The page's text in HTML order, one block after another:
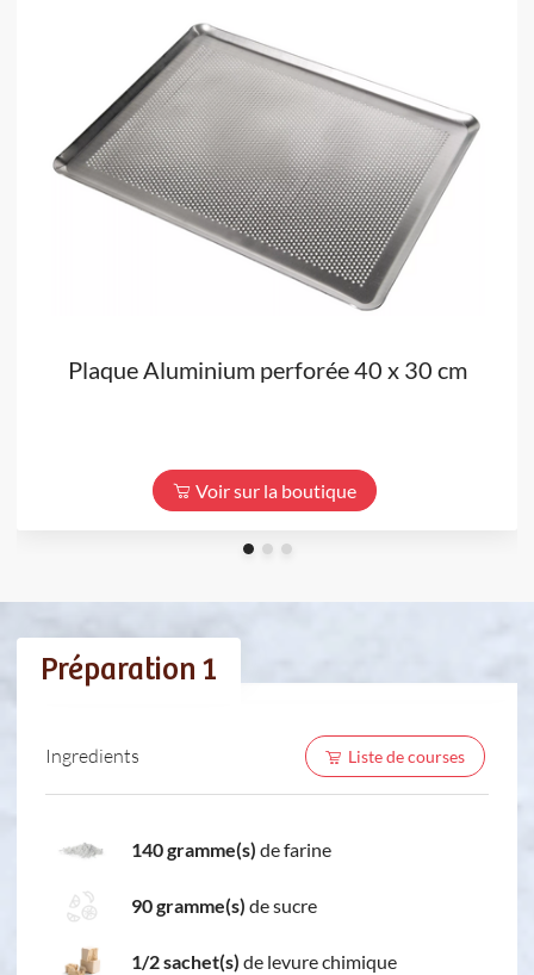
Plaque Aluminium perforée 40 x 30 cm
Voir sur la boutique
Préparation 1
Ingredients Liste de courses
140 gramme(s) de farine
90 gramme(s) de sucre
1/2 sachet(s) de levure chimique